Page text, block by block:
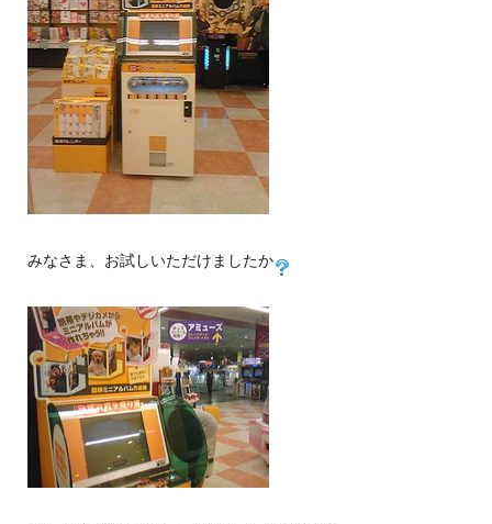
みなさま、お試しいただけましたか